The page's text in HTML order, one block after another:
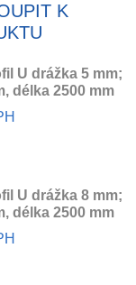
K
U drážka 5 mm;
délka 2500 mm
U drážka 8 mm;
délka 2500 mm